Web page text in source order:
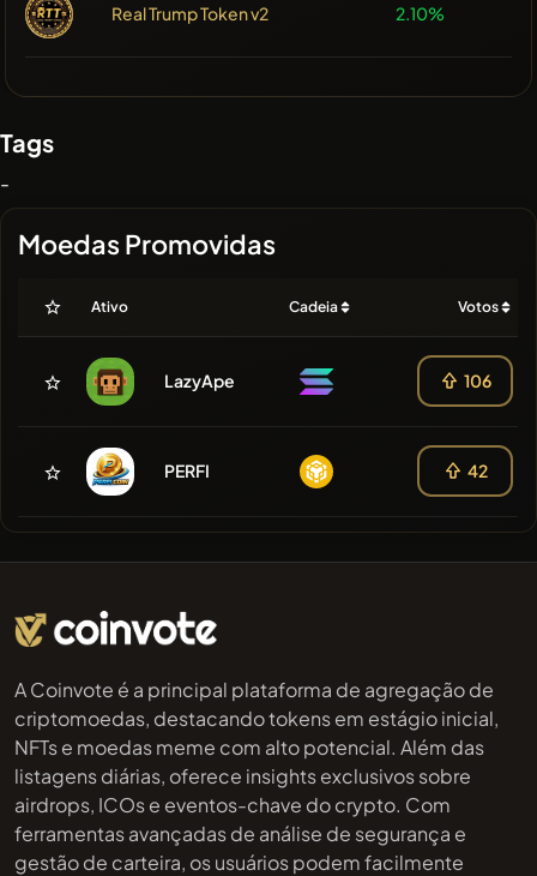
Real Trump Token v2 2.10%
Tags
-
Moedas Promovidas
Ativo Cadeia Votos
LazyApe 106
PERFI 42
A Coinvote é a principal plataforma de agregação de
criptomoedas, destacando tokens em estágio inicial,
NFTs e moedas meme com alto potencial. Além das
listagens diárias, oferece insights exclusivos sobre
airdrops, ICOs e eventos-chave do crypto. Com
ferramentas avançadas de análise de segurança e
gestão de carteira, os usuários podem facilmente